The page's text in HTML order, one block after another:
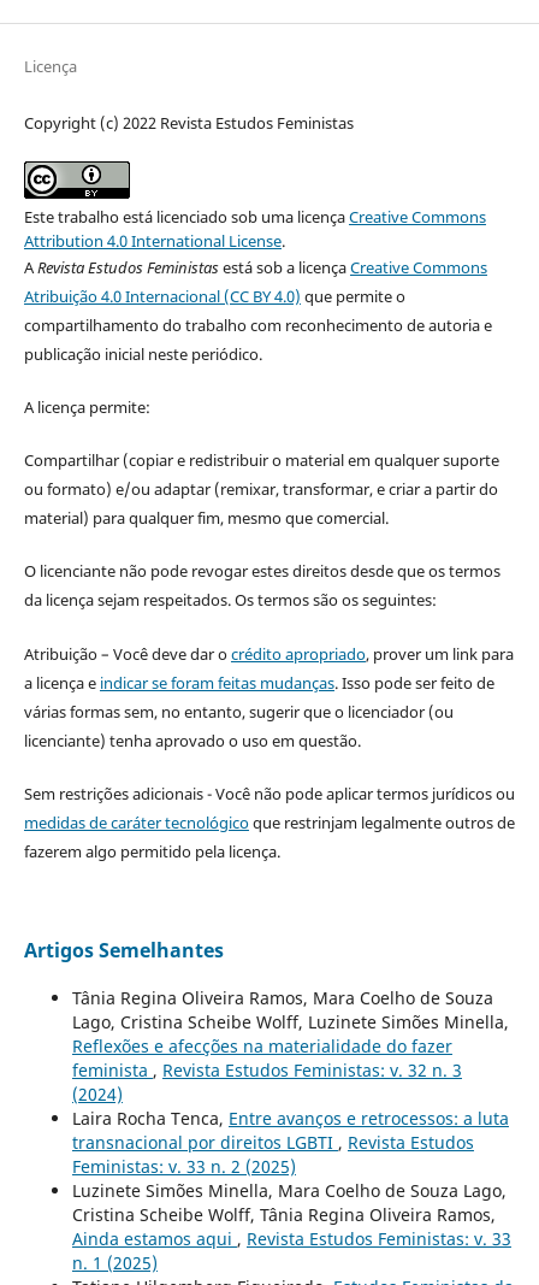
Licença
Copyright (c) 2022 Revista Estudos Feministas
Este trabalho está licenciado sob uma licençaCreative Commons
Attribution 4.0 International License.
ARevista Estudos Feministasestá sob a licençaCreative Commons
Atribuição 4.0 Internacional (CC BY 4.0) que permite o
compartilhamento do trabalho com reconhecimento de autoria e
publicação inicial neste periódico.
A licença permite:
Compartilhar (copiar e redistribuir o material em qualquer suporte
ou formato) e/ou adaptar (remixar, transformar, e criar a partir do
material) para qualquer fim, mesmo que comercial.
O licenciante não pode revogar estes direitos desde que os termos
da licença sejam respeitados. Os termos são os seguintes:
Atribuição – Você deve dar ocrédito apropriado, prover um link para
a licença e indicar se foram feitas mudanças. Isso pode ser feito de
várias formas sem, no entanto, sugerir que o licenciador (ou
licenciante) tenha aprovado o uso em questão.
Sem restrições adicionais - Você não pode aplicar termos jurídicos ou
medidas de caráter tecnológicoque restrinjam legalmente outros de
fazerem algo permitido pela licença.
Artigos Semelhantes
Tânia Regina Oliveira Ramos, Mara Coelho de Souza
Lago, Cristina Scheibe Wolff, Luzinete Simões Minella,
Reflexões e afecções na materialidade do fazer
feminista , Revista Estudos Feministas: v. 32 n. 3
(2024)
Laira Rocha Tenca, Entre avanços e retrocessos: a luta
transnacional por direitos LGBTI , Revista Estudos
Feministas: v. 33 n. 2 (2025)
Luzinete Simões Minella, Mara Coelho de Souza Lago,
Cristina Scheibe Wolff, Tânia Regina Oliveira Ramos,
Ainda estamos aqui , Revista Estudos Feministas: v. 33
n. 1 (2025)